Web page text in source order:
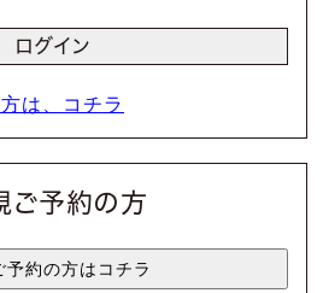
は、コチラ
ご予約の方